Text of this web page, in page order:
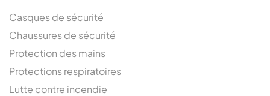
Casques de sécurité
Chaussures de sécurité
Protection des mains
Protections respiratoires
Lutte contre incendie